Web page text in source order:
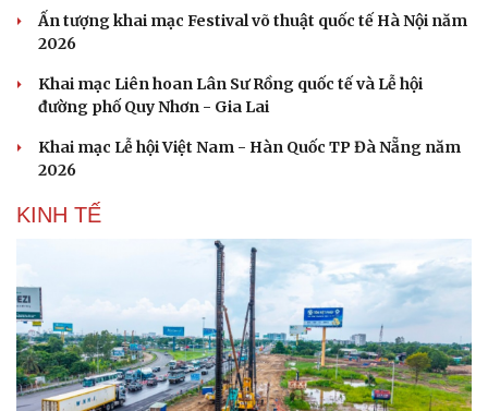
Cây thuốc
Sản phụ khoa
Nam khoa
Làm đẹp - giảm cân
Ăn sạch sống khỏe
Blog
Tình yêu - Gia đình
Ấn tượng khai mạc Festival võ thuật quốc tế Hà Nội năm
2026
Khai mạc Liên hoan Lân Sư Rồng quốc tế và Lễ hội
đường phố Quy Nhơn - Gia Lai
Khai mạc Lễ hội Việt Nam - Hàn Quốc TP Đà Nẵng năm
2026
KINH TẾ